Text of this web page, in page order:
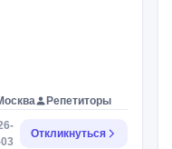
Репетиторы
Откликнуться